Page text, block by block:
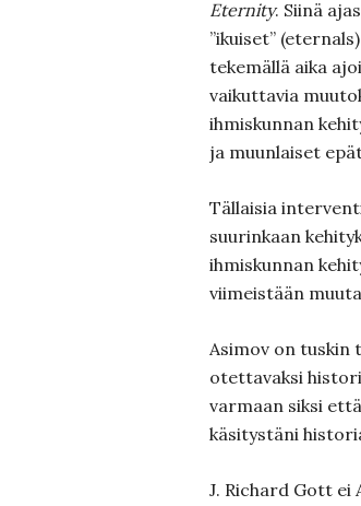
Eternity. Siinä
”ikuiset”
tekemällä aika
vaikuttavia
ihmiskunnan
ja muunlaiset
Tällaisia
suurinkaan
ihmiskunnan
viimeistään
Asimov on tuskin
otettavaksi
varmaan siksi
käsitystäni
J. Richard Gott ei